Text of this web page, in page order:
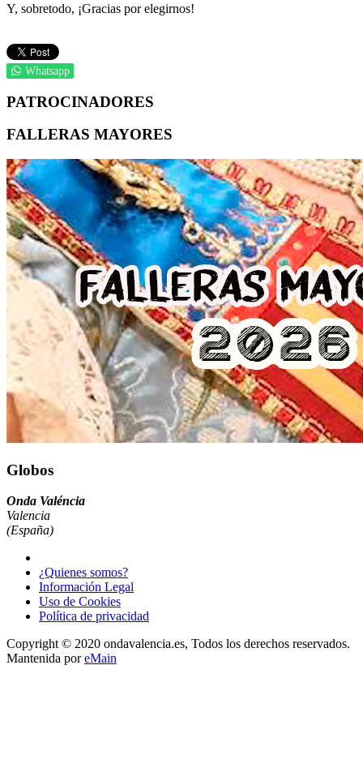
Y, sobretodo, ¡Gracias por elegirnos!
Whatsapp
PATROCINADORES
FALLERAS MAYORES
Globos
Onda Valéncia
Valencia
(España)
¿Quienes somos?
Información Legal
Uso de Cookies
Política de privacidad
Copyright © 2020 ondavalencia.es, Todos los derechos reservados.
Mantenida poreMain